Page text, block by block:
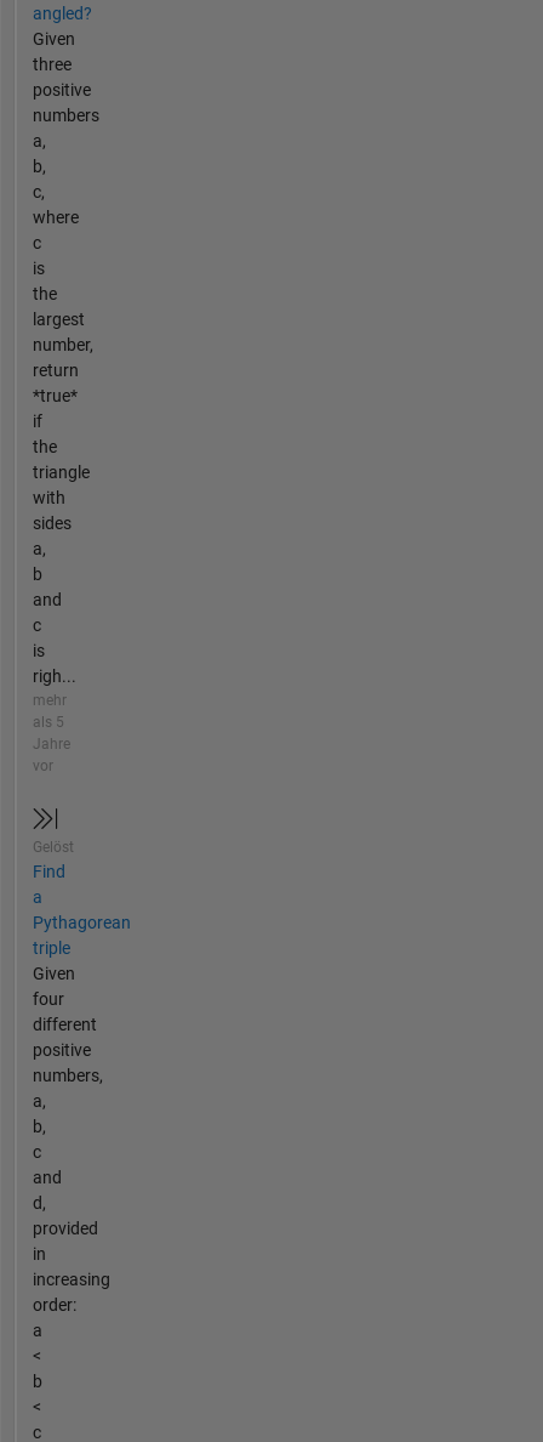
angled?
Given
three
positive
numbers
a,
b,
c,
where
c
is
the
largest
number,
return
*true*
if
the
triangle
with
sides
a,
b
and
c
is
righ...
mehr
als 5
Jahre
vor
Gelöst
Find
a
Pythagorean
triple
Given
four
different
positive
numbers,
a,
b,
c
and
d,
provided
in
increasing
order:
a
<
b
<
c